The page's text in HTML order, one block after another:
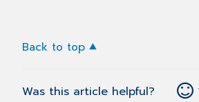
Back to top
Was this article helpful?